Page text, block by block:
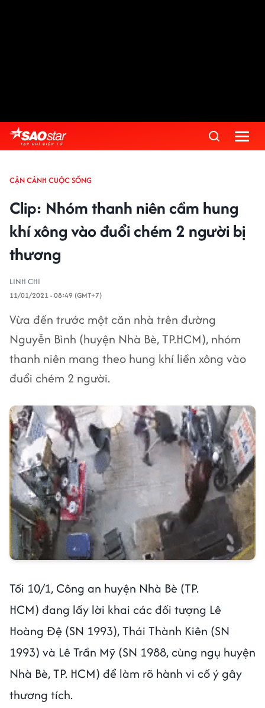
CẬN CẢNH CUỘC SỐNG
Clip: Nhóm thanh niên cầm hung
khí xông vào đuổi chém 2 người bị
thương
LINH CHI
11/01/2021 - 08:49 (GMT+7)
Vừa đến trước một căn nhà trên đường
Nguyễn Bình (huyện Nhà Bè, TP.HCM), nhóm
thanh niên mang theo hung khí liền xông vào
đuổi chém 2 người.
Tối 10/1, Công an huyện Nhà Bè (TP.
HCM) đang lấy lời khai các đối tượng Lê
Hoàng Đệ (SN 1993), Thái Thành Kiên (SN
1993) và Lê Trần Mỹ (SN 1988, cùng ngụ huyện
Nhà Bè, TP. HCM) để làm rõ hành vi cố ý gây
thương tích.